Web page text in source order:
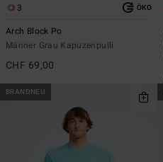
3 ÖKO
Arch Block Po
Männer Grau Kapuzenpulli
CHF 69,00
BRANDNEU